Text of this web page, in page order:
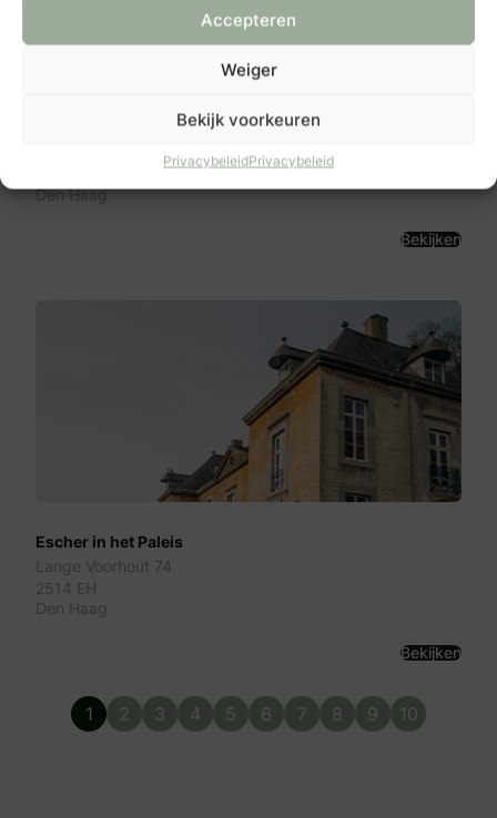
Accepteren
Weiger
Bekijk voorkeuren
PrivacybeleidPrivacybeleid
Café-Restaurant Luden
Den Haag
Bekijken
Escher in het Paleis
Lange Voorhout 74
2514 EH
Den Haag
Bekijken
1 2 3 4 5 6 7 8 9 10